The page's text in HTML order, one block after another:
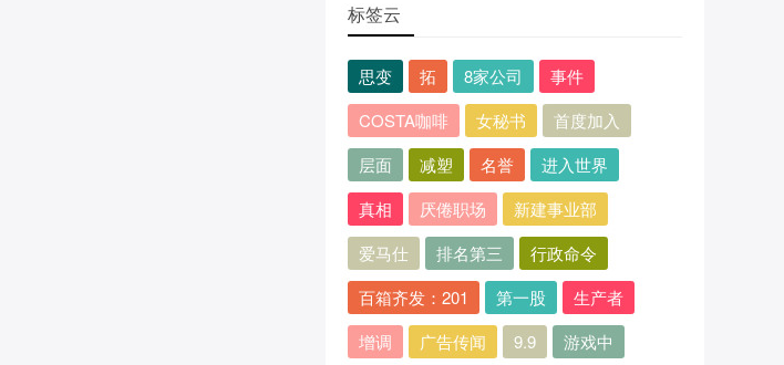
标签云
思变 拓 8家公司
事件
COSTA咖啡
女秘书
首度加入
层面
减塑 名誉
进入世界
真相
厌倦职场
新建事业部
爱马仕
排名第三
行政命令
百箱齐发：201
第一股
生产者
增调
广告传闻 9.9
游戏中